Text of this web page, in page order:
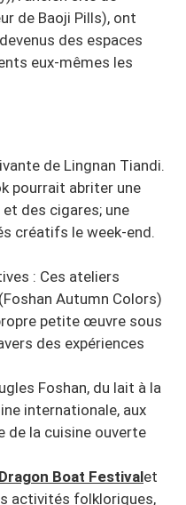
de Baoji Pills), ont
des espaces
eux-mêmes les
de Lingnan Tiandi.
pourrait abriter une
des cigares; une
créatifs le week-end.
: Ces ateliers
Autumn Colors)
petite œuvre sous
des expériences
Foshan, du lait à la
internationale, aux
de la cuisine ouverte
Dragon Boat Festivalet
activités folkloriques,